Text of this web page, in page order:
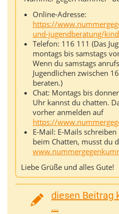
Online-Adresse:
https://
und-jugendberatung/
Telefon: 116 111 (Das
montags bis samstags
Wenn du samstags
Jugendlichen zwischen
beraten.)
Chat: Montags bis
Uhr kannst du chatten.
vorher anmelden auf
https://
E-Mail: E-Mails
beim Chatten, musst du
Liebe Grüße und alles Gute!
diesen Beitrag
...